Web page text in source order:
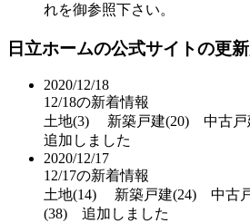
れを御参照下さい。
日立ホームの公式サイトの更
2020/12/18
12/18の新着情報
土地(3) 新築戸建(20) 中古
追加しました
2020/12/17
12/17の新着情報
土地(14) 新築戸建(24) 中古
(38) 追加しました